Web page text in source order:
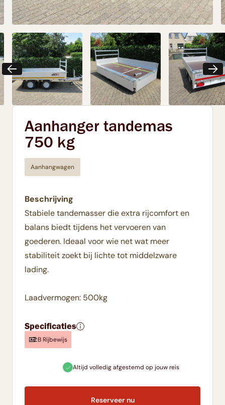
Aanhanger tandemas
750 kg
Aanhangwagen
Beschrijving
Stabiele tandemasser die extra rijcomfort en
balans biedt tijdens het vervoeren van
goederen. Ideaal voor wie net wat meer
stabiliteit zoekt bij lichte tot middelzware
lading.
Laadvermogen: 500kg
Specificaties
B Rijbewijs
volledig afgestemd op jouw reis
Reserveer nu